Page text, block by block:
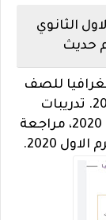
الثانوي
للصف
الاول الثانوي الترم الاول نظام حديث 2020. تدريبات
التابلت في الجغرافيا أولى ثانوي ترم اول 2020، مراجعة
2020.